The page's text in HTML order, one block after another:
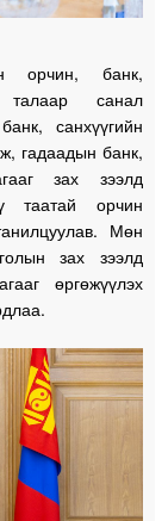
орчин, банк,
талаар санал
санхүүгийн
гадаадын банк,
зах зээлд
таатай орчин
Мөн
зах зээлд
өргөжүүлэх